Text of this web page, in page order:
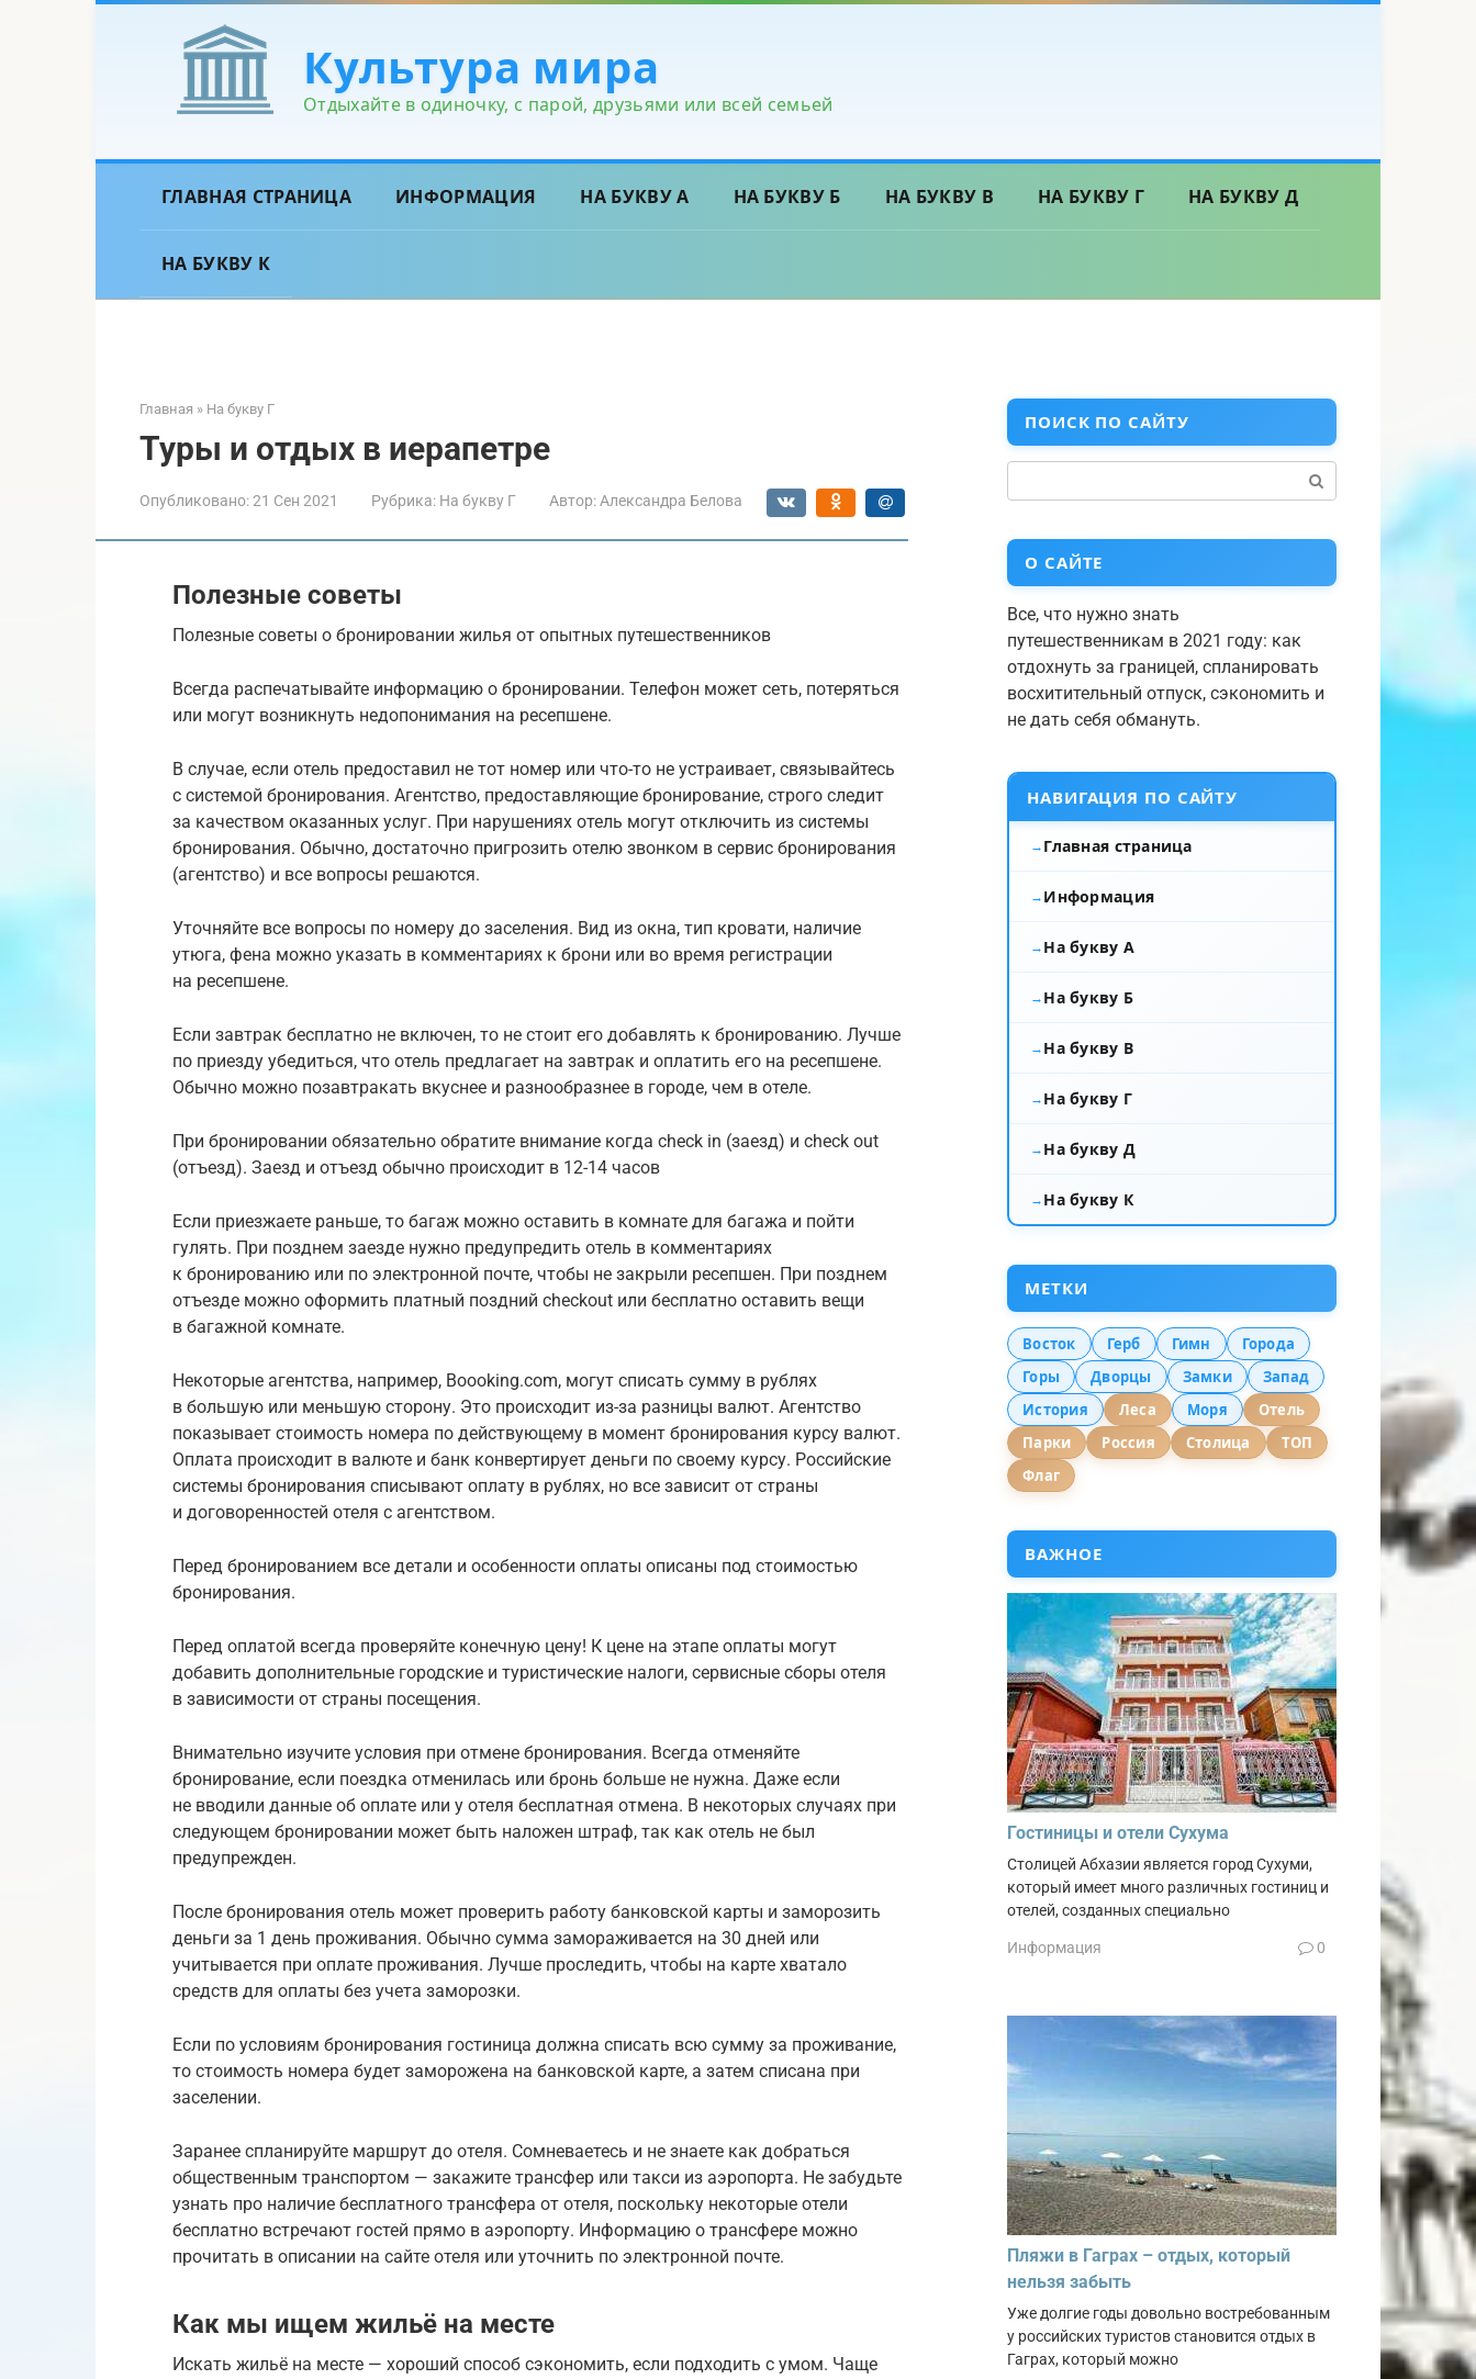
Культура мира
Отдыхайте в одиночку, с парой, друзьями или всей семьей
ГЛАВНАЯ СТРАНИЦА ИНФОРМАЦИЯ НА БУКВУ А НА БУКВУ Б НА БУКВУ В НА БУКВУ Г НА БУКВУ Д
НА БУКВУ К
Главная » На букву Г
Туры и отдых в иерапетре
Опубликовано:21 Сен 2021 Рубрика: На букву Г Автор: Александра Белова
Полезные советы
Полезные советы о бронировании жилья от опытных путешественников
Всегда распечатывайте информацию о бронировании. Телефон может сеть, потеряться
или могут возникнуть недопонимания на ресепшене.
В случае, если отель предоставил не тот номер или что-то не устраивает, связывайтесь
с системой бронирования. Агентство, предоставляющие бронирование, строго следит
за качеством оказанных услуг. При нарушениях отель могут отключить из системы
бронирования. Обычно, достаточно пригрозить отелю звонком в сервис бронирования
(агентство) и все вопросы решаются.
Уточняйте все вопросы по номеру до заселения. Вид из окна, тип кровати, наличие
утюга, фена можно указать в комментариях к брони или во время регистрации
на ресепшене.
Если завтрак бесплатно не включен, то не стоит его добавлять к бронированию. Лучше
по приезду убедиться, что отель предлагает на завтрак и оплатить его на ресепшене.
Обычно можно позавтракать вкуснее и разнообразнее в городе, чем в отеле.
При бронировании обязательно обратите внимание когда check in (заезд) и check out
(отъезд). Заезд и отъезд обычно происходит в 12-14 часов
Если приезжаете раньше, то багаж можно оставить в комнате для багажа и пойти
гулять. При позднем заезде нужно предупредить отель в комментариях
к бронированию или по электронной почте, чтобы не закрыли ресепшен. При позднем
отъезде можно оформить платный поздний checkout или бесплатно оставить вещи
в багажной комнате.
Некоторые агентства, например, Boooking.com, могут списать сумму в рублях
в большую или меньшую сторону. Это происходит из-за разницы валют. Агентство
показывает стоимость номера по действующему в момент бронирования курсу валют.
Оплата происходит в валюте и банк конвертирует деньги по своему курсу. Российские
системы бронирования списывают оплату в рублях, но все зависит от страны
и договоренностей отеля с агентством.
Перед бронированием все детали и особенности оплаты описаны под стоимостью
бронирования.
Перед оплатой всегда проверяйте конечную цену! К цене на этапе оплаты могут
добавить дополнительные городские и туристические налоги, сервисные сборы отеля
в зависимости от страны посещения.
Внимательно изучите условия при отмене бронирования. Всегда отменяйте
бронирование, если поездка отменилась или бронь больше не нужна. Даже если
не вводили данные об оплате или у отеля бесплатная отмена. В некоторых случаях при
следующем бронировании может быть наложен штраф, так как отель не был
предупрежден.
После бронирования отель может проверить работу банковской карты и заморозить
деньги за 1 день проживания. Обычно сумма замораживается на 30 дней или
учитывается при оплате проживания. Лучше проследить, чтобы на карте хватало
средств для оплаты без учета заморозки.
Если по условиям бронирования гостиница должна списать всю сумму за проживание,
то стоимость номера будет заморожена на банковской карте, а затем списана при
заселении.
Заранее спланируйте маршрут до отеля. Сомневаетесь и не знаете как добраться
общественным транспортом — закажите трансфер или такси из аэропорта. Не забудьте
узнать про наличие бесплатного трансфера от отеля, поскольку некоторые отели
бесплатно встречают гостей прямо в аэропорту. Информацию о трансфере можно
прочитать в описании на сайте отеля или уточнить по электронной почте.
Как мы ищем жильё на месте
Искать жильё на месте — хороший способ сэкономить, если подходить с умом. Чаще
ПОИСК ПО САЙТУ
О САЙТЕ
Все, что нужно знать
путешественникам в 2021 году: как
отдохнуть за границей, спланировать
восхитительный отпуск, сэкономить и
не дать себя обмануть.
НАВИГАЦИЯ ПО САЙТУ
Главная страница
Информация
На букву А
На букву Б
На букву В
На букву Г
На букву Д
На букву К
МЕТКИ
Восток Герб Гимн
Города
Горы
Дворцы Замки
Запад
История
Леса Моря
Отель
Парки
Россия Столица
ТОП
Флаг
ВАЖНОЕ
Гостиницы и отели Сухума
Столицей Абхазии является город Сухуми,
который имеет много различных гостиниц и
отелей, созданных специально
Информация 0
Пляжи в Гаграх – отдых, который
нельзя забыть
Уже долгие годы довольно востребованным
у российских туристов становится отдых в
Гаграх, который можно